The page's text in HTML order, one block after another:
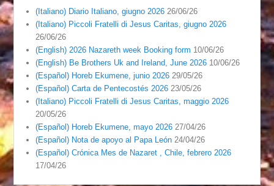
(Italiano) Diario Italiano, giugno 2026 26/06/26
(Italiano) Piccoli Fratelli di Jesus Caritas, giugno 2026
26/06/26
(English) 2026 Nazareth week Booking form 10/06/26
(English) Be Brothers Uk and Ireland, June 2026 10/06/26
(Español) Horeb Ekumene, junio 2026 29/05/26
(Español) Carta de Pentecostés 2026 23/05/26
(Italiano) Piccoli Fratelli di Jesus Caritas, maggio 2026
20/05/26
(Español) Horeb Ekumene, mayo 2026 27/04/26
(Español) Nota de apoyo al Papa León 24/04/26
(Español) Crónica Mes de Nazaret , Chile, febrero 2026
17/04/26